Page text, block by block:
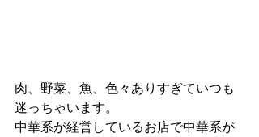
肉、野菜、魚、色々ありすぎていつも
迷っちゃいます。
中華系が経営しているお店で中華系が